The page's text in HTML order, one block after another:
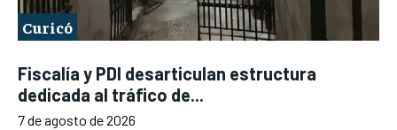
Curicó
Fiscalía y PDI desarticulan estructura
dedicada al tráfico de...
7 de agosto de 2026